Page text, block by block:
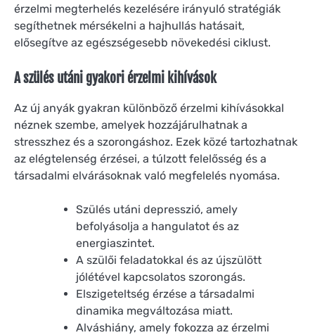
érzelmi megterhelés kezelésére irányuló stratégiák
segíthetnek mérsékelni a hajhullás hatásait,
elősegítve az egészségesebb növekedési ciklust.
A szülés utáni gyakori érzelmi kihívások
Az új anyák gyakran különböző érzelmi kihívásokkal
néznek szembe, amelyek hozzájárulhatnak a
stresszhez és a szorongáshoz. Ezek közé tartozhatnak
az elégtelenség érzései, a túlzott felelősség és a
társadalmi elvárásoknak való megfelelés nyomása.
Szülés utáni depresszió, amely
befolyásolja a hangulatot és az
energiaszintet.
A szülői feladatokkal és az újszülött
jólétével kapcsolatos szorongás.
Elszigeteltség érzése a társadalmi
dinamika megváltozása miatt.
Alváshiány, amely fokozza az érzelmi